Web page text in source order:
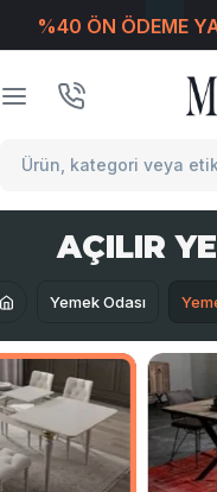
%40 ÖN ÖDEME
AÇILIR
Yemek Odası
T-Soft E-